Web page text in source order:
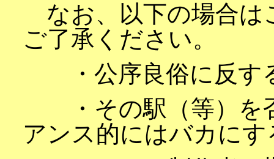
なお、以下の場合は
ご了承ください。
・公序良俗に反す
・その駅（等）を
アンス的にはバカに